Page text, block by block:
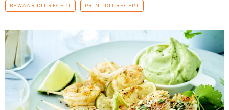
BEWAAR DIT RECEPT PRINT DIT RECEPT